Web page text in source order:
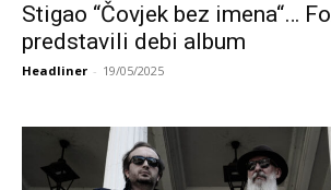
Stigao “Čovjek bez imena“…
predstavili debi album
Headliner - 19/05/2025